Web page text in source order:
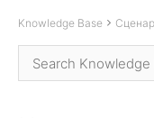
Knowledge Base